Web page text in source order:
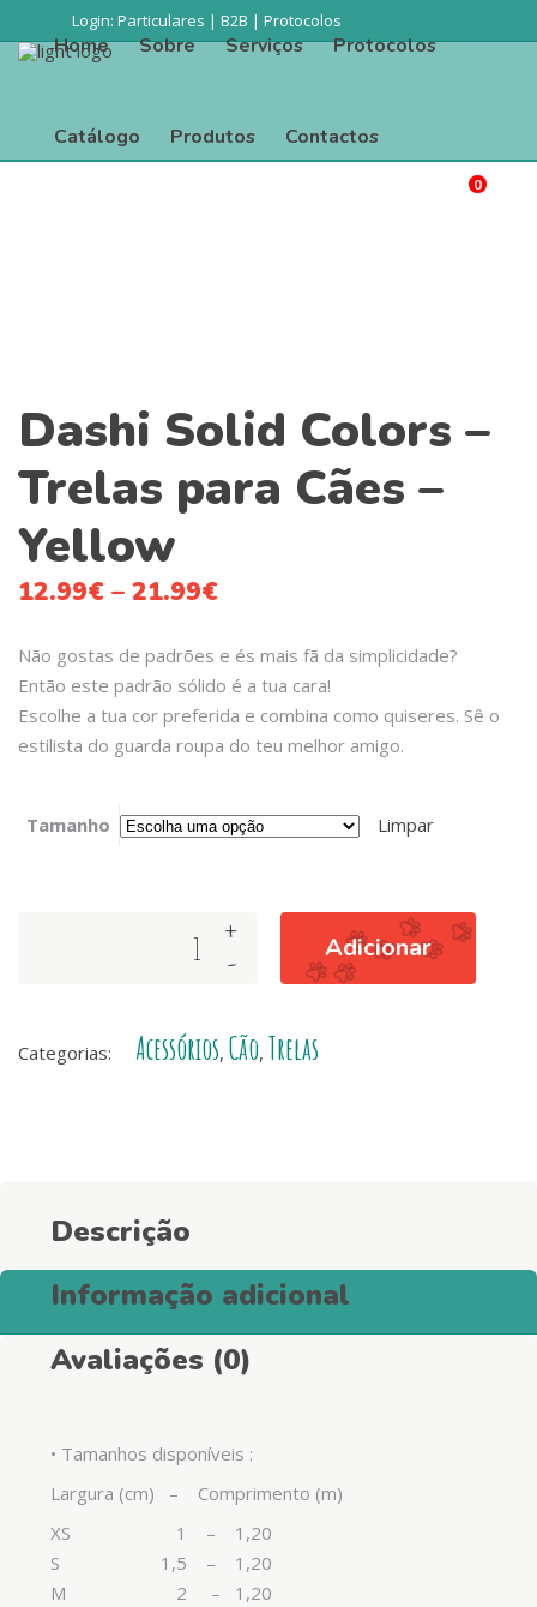
Login: Particulares | B2B | Protocolos
0
Home Sobre Serviços Protocolos
Catálogo Produtos Contactos
Dashi Solid Colors –
Trelas para Cães –
Yellow
12.99€ – 21.99€
Não gostas de padrões e és mais fã da simplicidade?
Então este padrão sólido é a tua cara!
Escolhe a tua cor preferida e combina como quiseres. Sê o
estilista do guarda roupa do teu melhor amigo.
Tamanho Limpar
Trelas
-
+ Adicionar
Categorias: Acessórios, Cão, Trelas
Descrição
Informação adicional
Avaliações (0)
• Tamanhos disponíveis :
Largura (cm) – Comprimento (m)
XS 1 – 1,20
S 1,5 – 1,20
M 2 – 1,20